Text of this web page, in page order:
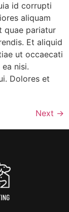
id corrupti
aliquam
quae pariatur
Et aliquid
ut occaecati
nisi.
Dolores et
Next →